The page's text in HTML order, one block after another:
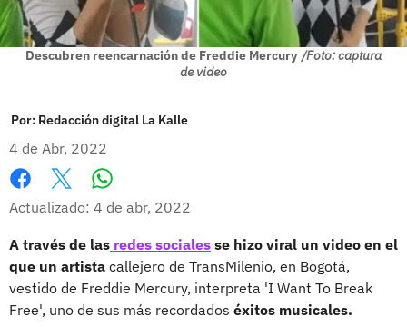
Descubren reencarnación de Freddie Mercury /Foto: captura
de video
Por: Redacción digital La Kalle
4 de Abr, 2022
Facebook
X
Actualizado: 4 de abr, 2022
A través de las redes sociales se hizo viral un video en el
que un artista callejero de TransMilenio, en Bogotá,
vestido de Freddie Mercury, interpreta 'I Want To Break
Free', uno de sus más recordados éxitos musicales.